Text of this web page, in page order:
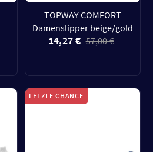
TOPWAY COMFORT
Damenslipper beige/gold
14,27 € 57,00 €
LETZTE CHANCE